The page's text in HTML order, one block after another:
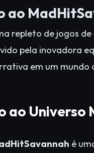
ao
repleto de jogos
pela inovadora
em um mundo
ao Universo
é